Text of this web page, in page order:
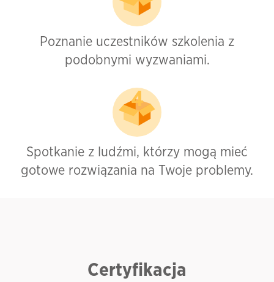
Poznanie uczestników szkolenia z
podobnymi wyzwaniami.
Spotkanie z ludźmi, którzy mogą mieć
gotowe rozwiązania na Twoje problemy.
Certyfikacja